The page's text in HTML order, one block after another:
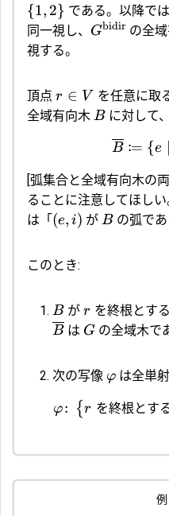
{1, 2} である。以降では
同一視し、 Gbidir の全
視する。
頂点 r ∈ V を任意に取
全域有向木 Bに対して、
B := {e
[弧集合と全域有向木の
ることに注意してほし
は「(e, i) がB の弧で
このとき:
Bが r を終根とする
B は G の全域木で
次の写像 φ は全単
φ: {r を終根とす
例